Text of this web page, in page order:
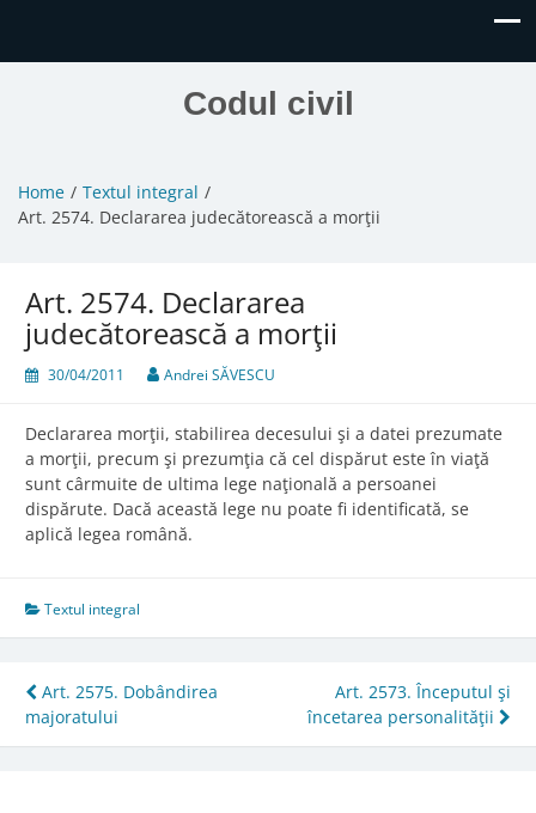
Codul civil
Home
Textul integral
Art. 2574. Declararea judecătorească a morţii
Art. 2574. Declararea
judecătorească a morţii
30/04/2011 Andrei SĂVESCU
Declararea morţii, stabilirea decesului şi a datei prezumate
a morţii, precum şi prezumţia că cel dispărut este în viaţă
sunt cârmuite de ultima lege naţională a persoanei
dispărute. Dacă această lege nu poate fi identificată, se
aplică legea română.
Textul integral
Post
navigation
Art. 2575. Dobândirea
majoratului
Art. 2573. Începutul şi
încetarea personalităţii